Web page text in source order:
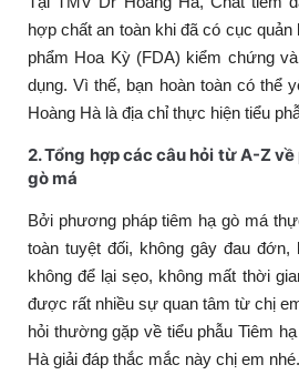
hợp chất an toàn khi đã có cục
phẩm Hoa Kỳ (FDA) kiểm chứng
dụng. Vì thế, bạn hoàn toàn có thể
Hoàng Hà là địa chỉ thực hiện tiểu
2. Tổng hợp các câu hỏi từ A-Z
gò má
Bởi phương pháp tiêm hạ gò má
toàn tuyệt đối, không gây đau đớn,
không để lại sẹo, không mất thời
được rất nhiều sự quan tâm từ chị
hỏi thường gặp về tiểu phẫu Tiêm
Hà giải đáp thắc mắc này chị em nhé.